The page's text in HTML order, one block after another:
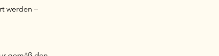
werden –